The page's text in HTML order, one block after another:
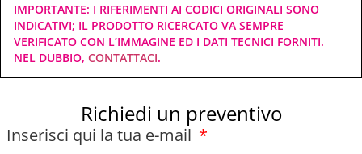
IMPORTANTE: I RIFERIMENTI AI CODICI ORIGINALI SONO
INDICATIVI; IL PRODOTTO RICERCATO VA SEMPRE
VERIFICATO CON L’IMMAGINE ED I DATI TECNICI FORNITI.
NEL DUBBIO, CONTATTACI.
Richiedi un preventivo
Inserisci qui la tua e-mail